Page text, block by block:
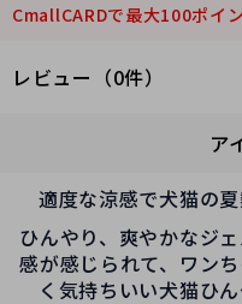
CmallCARDで最大100ポイ
レビュー（0件）
ア
適度な涼感で犬猫の
ひんやり、爽やかなジ
感が感じられて、ワン
く気持ちいい犬猫ひ